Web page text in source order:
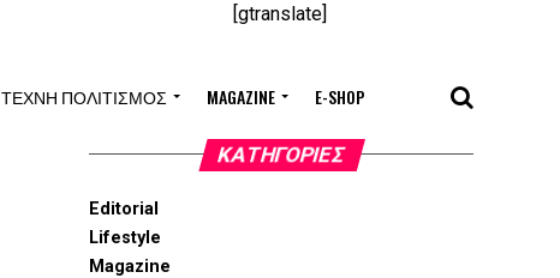
[gtranslate]
ΤΈΧΝΗ ΠΟΛΙΤΙΣΜΌΣ MAGAZINE E-SHOP
KΑΤΗΓΟΡΊΕΣ
Editorial
Lifestyle
Magazine